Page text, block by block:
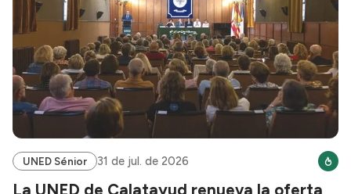
UNED Sénior 31 de jul. de 2026